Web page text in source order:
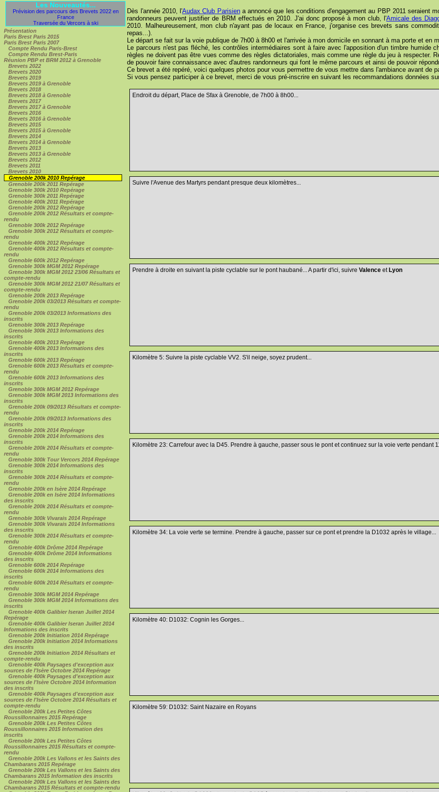
Les Nouveautés...
Prévision des parcours des Brevets 2022 en
France
Traversée du Vercors à ski
Présentation
Paris Brest Paris 2015
Paris Brest Paris 2007
Compte Rendu Paris-Brest
Compte Rendu Brest-Paris
Réunion PBP et BRM 2012 à Grenoble
Brevets 2022
Brevets 2020
Brevets 2019
Brevets 2019 à Grenoble
Brevets 2018
Brevets 2018 à Grenoble
Brevets 2017
Brevets 2017 à Grenoble
Brevets 2016
Brevets 2016 à Grenoble
Brevets 2015
Brevets 2015 à Grenoble
Brevets 2014
Brevets 2014 à Grenoble
Brevets 2013
Brevets 2013 à Grenoble
Brevets 2012
Brevets 2011
Brevets 2010
Grenoble 200k 2010 Repérage
Grenoble 200k 2011 Repérage
Grenoble 300k 2010 Repérage
Grenoble 300k 2011 Repérage
Grenoble 400k 2011 Repérage
Grenoble 200k 2012 Repérage
Grenoble 200k 2012 Résultats et compte-
rendu
Grenoble 300k 2012 Repérage
Grenoble 300k 2012 Résultats et compte-
rendu
Grenoble 400k 2012 Repérage
Grenoble 400k 2012 Résultats et compte-
rendu
Grenoble 600k 2012 Repérage
Grenoble 300k MGM 2012 Repérage
Grenoble 300k MGM 2012 23/06 Résultats et
compte-rendu
Grenoble 300k MGM 2012 21/07 Résultats et
compte-rendu
Grenoble 200k 2013 Repérage
Grenoble 200k 03/2013 Résultats et compte-
rendu
Grenoble 200k 03/2013 Informations des
inscrits
Grenoble 300k 2013 Repérage
Grenoble 300k 2013 Informations des
inscrits
Grenoble 400k 2013 Repérage
Grenoble 400k 2013 Informations des
inscrits
Grenoble 600k 2013 Repérage
Grenoble 600k 2013 Résultats et compte-
rendu
Grenoble 600k 2013 Informations des
inscrits
Grenoble 300k MGM 2012 Repérage
Grenoble 300k MGM 2013 Informations des
inscrits
Grenoble 200k 09/2013 Résultats et compte-
rendu
Grenoble 200k 09/2013 Informations des
inscrits
Grenoble 200k 2014 Repérage
Grenoble 200k 2014 Informations des
inscrits
Grenoble 200k 2014 Résultats et compte-
rendu
Grenoble 300k Tour Vercors 2014 Repérage
Grenoble 300k 2014 Informations des
inscrits
Grenoble 300k 2014 Résultats et compte-
rendu
Grenoble 200k en Isère 2014 Repérage
Grenoble 200k en Isère 2014 Informations
des inscrits
Grenoble 200k 2014 Résultats et compte-
rendu
Grenoble 300k Vivarais 2014 Repérage
Grenoble 300k Vivarais 2014 Informations
des inscrits
Grenoble 300k 2014 Résultats et compte-
rendu
Grenoble 400k Drôme 2014 Repérage
Grenoble 400k Drôme 2014 Informations
des inscrits
Grenoble 600k 2014 Repérage
Grenoble 600k 2014 Informations des
inscrits
Grenoble 600k 2014 Résultats et compte-
rendu
Grenoble 300k MGM 2014 Repérage
Grenoble 300k MGM 2014 Informations des
inscrits
Grenoble 400k Galibier Iseran Juillet 2014
Repérage
Grenoble 400k Galibier Iseran Juillet 2014
Informations des inscrits
Grenoble 200k Initiation 2014 Repérage
Grenoble 200k Initiation 2014 Informations
des inscrits
Grenoble 200k Initiation 2014 Résultats et
compte-rendu
Grenoble 400k Paysages d'exception aux
sources de l'Isère Octobre 2014 Repérage
Grenoble 400k Paysages d'exception aux
sources de l'Isère Octobre 2014 Information
des inscrits
Grenoble 400k Paysages d'exception aux
sources de l'Isère Octobre 2014 Résultats et
compte-rendu
Grenoble 200k Les Petites Côtes
Roussillonnaires 2015 Repérage
Grenoble 200k Les Petites Côtes
Roussillonnaires 2015 Information des
inscrits
Grenoble 200k Les Petites Côtes
Roussillonnaires 2015 Résultats et compte-
rendu
Grenoble 200k Les Vallons et les Saints des
Chambarans 2015 Repérage
Grenoble 200k Les Vallons et les Saints des
Chambarans 2015 Information des inscrits
Grenoble 200k Les Vallons et les Saints des
Chambarans 2015 Résultats et compte-rendu
Dès l'année 2010, l'Audax Club Parisiena annoncé que les conditions d'engagement au PBP 2011 seraient
randonneurs peuvent justifier de BRM effectués en 2010. J'ai donc proposé à mon club, l'Amicale des
2010. Malheureusement, mon club n'ayant pas de locaux en France, j'organise ces brevets sans
repas...).
Le départ se fait sur la voie publique de 7h00 à 8h00 et l'arrivée à mon domicile en sonnant à ma porte et en
Le parcours n'est pas fléché, les contrôles intermédiaires sont à faire avec l'apposition d'un timbre humide
règles ne doivent pas être vues comme des règles dictatoriales, mais comme une règle du jeu à respecter.
de pouvoir faire connaissance avec d'autres randonneurs qui font le même parcours et ainsi de pouvoir
Ce brevet a été repéré, voici quelques photos pour vous permettre de vous mettre dans l'ambiance avant de
Si vous pensez participer à ce brevet, merci de vous pré-inscrire en suivant les recommandations données
Endroit du départ, Place de Sfax à Grenoble, de 7h00 à 8h00...
Suivre l'Avenue des Martyrs pendant presque deux kilomètres...
Prendre à droite en suivant la piste cyclable sur le pont haubané... A partir d'ici, suivreValence et Lyon
Kilomètre 5: Suivre la piste cyclable VV2. S'il neige, soyez prudent...
Kilomètre 23: Carrefour avec la D45. Prendre à gauche, passer sous le pont et continuez sur la voie verte pendant
Kilomètre 34: La voie verte se termine. Prendre à gauche, passer sur ce pont et prendre la D1032 après le village...
Kilomètre 40: D1032: Cognin les Gorges...
Kilomètre 59: D1032: Saint Nazaire en Royans